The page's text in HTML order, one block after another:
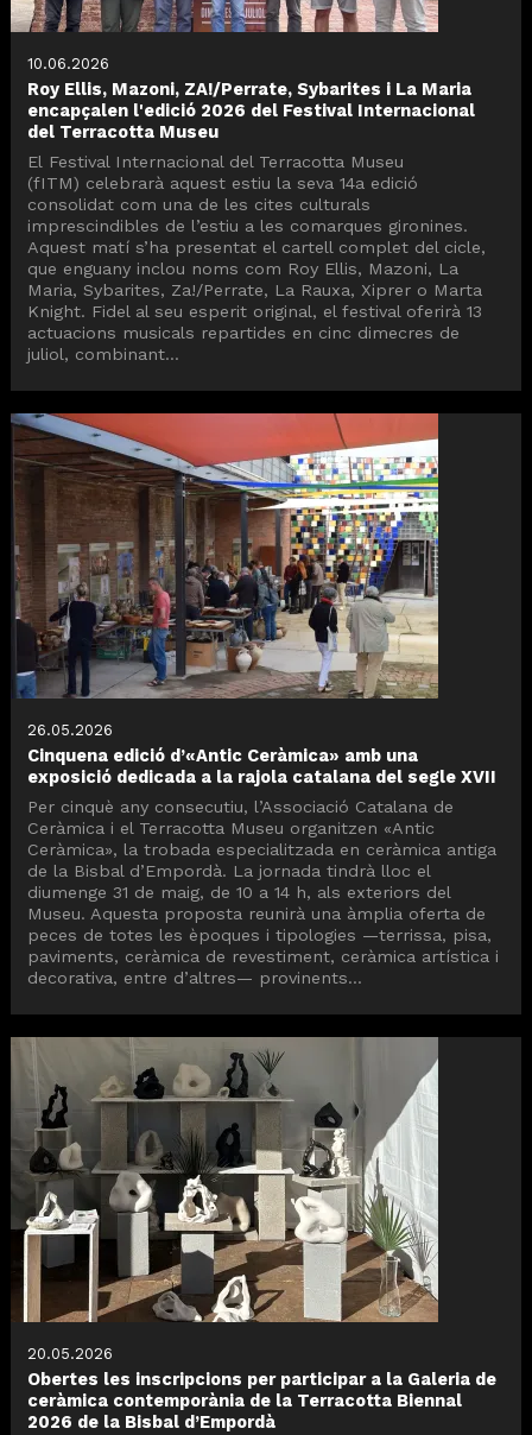
10.06.2026
Roy Ellis, Mazoni, ZA!/Perrate, Sybarites i La Maria
encapçalen l'edició 2026 del Festival Internacional
del Terracotta Museu
El Festival Internacional del Terracotta Museu
(fITM) celebrarà aquest estiu la seva 14a edició
consolidat com una de les cites culturals
imprescindibles de l’estiu a les comarques gironines.
Aquest matí s’ha presentat el cartell complet del cicle,
que enguany inclou noms com Roy Ellis, Mazoni, La
Maria, Sybarites, Za!/Perrate, La Rauxa, Xiprer o Marta
Knight. Fidel al seu esperit original, el festival oferirà 13
actuacions musicals repartides en cinc dimecres de
juliol, combinant...
26.05.2026
Cinquena edició d’«Antic Ceràmica» amb una
exposició dedicada a la rajola catalana del segle XVII
Per cinquè any consecutiu, l’Associació Catalana de
Ceràmica i el Terracotta Museu organitzen «Antic
Ceràmica», la trobada especialitzada en ceràmica antiga
de la Bisbal d’Empordà. La jornada tindrà lloc el
diumenge 31 de maig, de 10 a 14 h, als exteriors del
Museu. Aquesta proposta reunirà una àmplia oferta de
peces de totes les èpoques i tipologies —terrissa, pisa,
paviments, ceràmica de revestiment, ceràmica artística i
decorativa, entre d’altres— provinents...
20.05.2026
Obertes les inscripcions per participar a la Galeria de
ceràmica contemporània de la Terracotta Biennal
2026 de la Bisbal d’Empordà